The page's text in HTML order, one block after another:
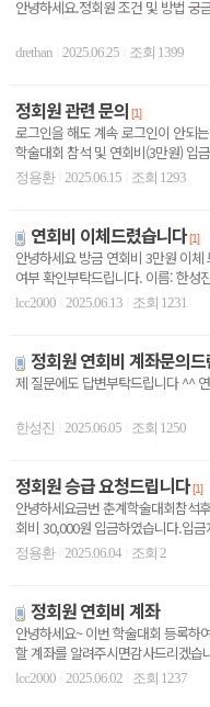
안녕하세요.정회원 조건 및 방법 궁
drethan 2025.06.25 조회 1399
정회원 관련 문의 [1]
로그인을 해도 계속 로그인이 안되
학술대회 참석 및 연회비(3만원) 입
도 계속 비밀..
정용환 2025.06.15 조회 1293
연회비 이체드렸습니다[1]
안녕하세요 방금 연회비 3만원 이
여부 확인부탁드립니다. 이름: 한성
lcc2000 2025.06.13 조회 1231
정회원 연회비 계좌문의
제 질문에도 답변부탁드립니다 ^^
한성진 2025.06.05 조회 1250
정회원 승급 요청드립니다[1]
안녕하세요금번 춘계학술대회참석
회비 30,000원 입금하였습니다.입
니..
정용환 2025.06.04 조회 2
정회원 연회비 계좌
안녕하세요~ 이번 학술대회 등록하
할 계좌를 알려주시면감사드리겠습
는지 확인방법도..
lcc2000 2025.06.02 조회 1237